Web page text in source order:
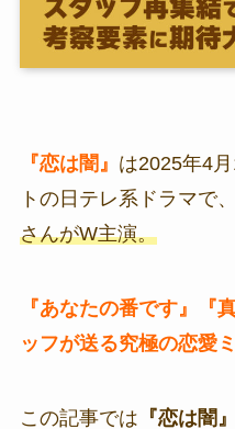
『恋は闇』 は2025年4
トの日テレ系ドラマで、
さんがW主演。
『あなたの番です』『
ッフが送る究極の恋愛
この記事では 『恋は闇